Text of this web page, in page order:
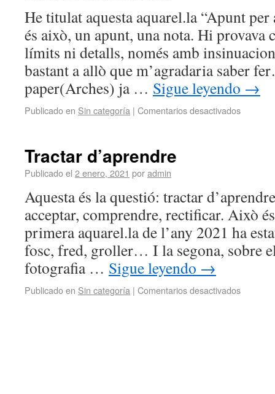
He titulat aquesta aquarel.la “Apunt per
és això, un apunt, una nota. Hi provava
límits ni detalls, només amb
bastant a allò que m’agradaria saber
paper(Arches) ja … Sigue leyendo →
Publicado en Sin categoría | Comentarios desactivados
Tractar d’aprendre
Publicado el 2 enero, 2021 poradmin
Aquesta és la questió: tractar
acceptar, comprendre, rectificar. Això
primera aquarel.la de l’any 2021 ha
fosc, fred, groller… I la segona, sobre
fotografia … Sigue leyendo →
Publicado en Sin categoría | Comentarios desactivados